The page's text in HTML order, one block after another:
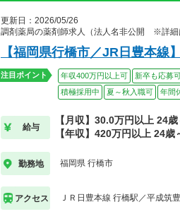
更新日：2026/05/26
調剤薬局の薬剤師求人（法人名非公開 ※詳細
【福岡県行橋市／JR日豊本
注目ポイント 年収400万円以上可 新卒も応募
積極採用中
夏～秋入職可 年間
給与
【月収】30.0万円以上 24
【年収】420万円以上 24歳
勤務地 福岡県 行橋市
アクセス ＪＲ日豊本線 行橋駅／平成筑